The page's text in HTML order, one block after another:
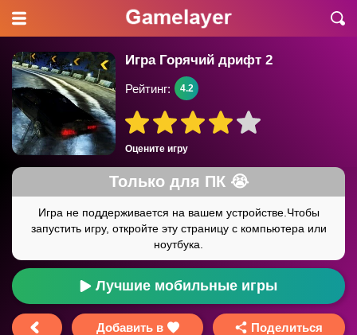
Игра Горячий дрифт 2
Оцените игру
Рейтинг: 4.2
Лучшие мобильные игры
Добавить в Поделиться